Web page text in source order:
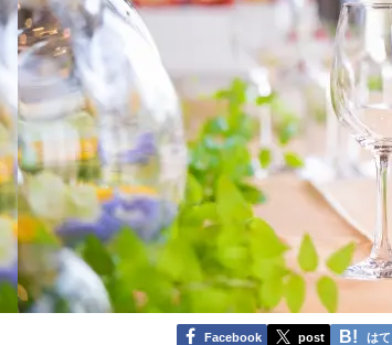
Facebook post は